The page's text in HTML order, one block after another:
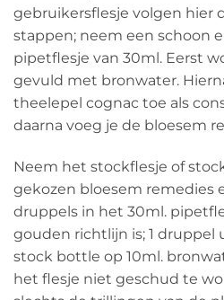
gebruikersflesje volgen hier
stappen; neem een schoon
pipetflesje van 30ml. Eerst
gevuld met bronwater.
theelepel cognac toe als
daarna voeg je de bloesem
Neem het stockflesje of
gekozen bloesem remedies
druppels in het 30ml.
gouden richtlijn is; 1 druppel
stock bottle op 10ml.
het flesje niet geschud te